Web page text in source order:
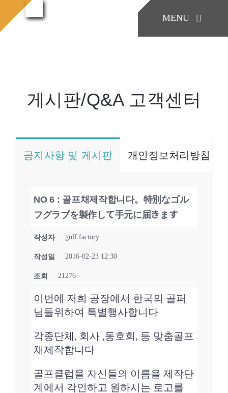
텐
MENU
COMPANY
게시판/Q&A
게시판/Q&A 고객센터
공지사항 및 게시판 개인정보처리방침
NO 6 : 골프채제작합니다。特別なゴル
フグラブを製作して手元に届きます
작성자 golf factory
작성일 2016-02-23 12:30
조회 21276
이번에 저희 공장에서 한국의 골퍼
님들위하여 특별행사합니다
각종단체, 회사 ,동호회, 등 맞춤골프
채제작합니다
골프클럽을 자신들의 이름을 제작단
계에서 각인하고 원하시는 로고를